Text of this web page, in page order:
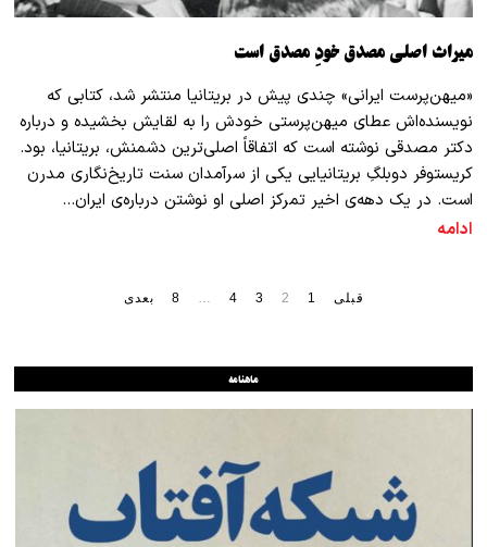
میراث اصلی مصدق خودِ مصدق است
«میهن‌پرست ایرانی» چندی پیش در بریتانیا منتشر شد، کتابی که
نویسنده‌‌اش عطای میهن‌پرستی خودش را به لقایش بخشیده و درباره
دکتر مصدقی نوشته است که اتفاقاً اصلی‌ترین دشمنش، بریتانیا، بود.
کریستوفر دوبلگِ بریتانیایی یکی از سرآمدان سنت تاریخ‌نگاری مدرن
است. در یک دهه‌ی اخیر تمرکز اصلی او نوشتن درباره‌ی ایران…
ادامه
قبلی 1
2
3
4
8 بعدی
ماهنامه